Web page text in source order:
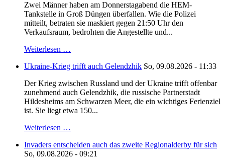
Zwei Männer haben am Donnerstagabend die HEM-
Tankstelle in Groß Düngen überfallen. Wie die Polizei
mitteilt, betraten sie maskiert gegen 21:50 Uhr den
Verkaufsraum, bedrohten die Angestellte und...
Weiterlesen …
Ukraine-Krieg trifft auch Gelendzhik So, 09.08.2026 - 11:33
Der Krieg zwischen Russland und der Ukraine trifft offenbar
zunehmend auch Gelendzhik, die russische Partnerstadt
Hildesheims am Schwarzen Meer, die ein wichtiges Ferienziel
ist. Sie liegt etwa 150...
Weiterlesen …
Invaders entscheiden auch das zweite Regionalderby für sich
So, 09.08.2026 - 09:21